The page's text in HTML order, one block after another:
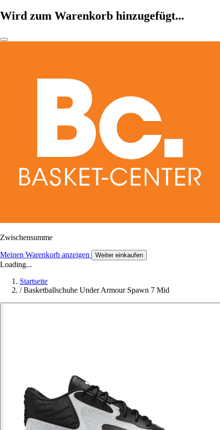
Wird zum Warenkorb hinzugefügt...
Zwischensumme
Meinen Warenkorb anzeigen Weiter einkaufen
Loading...
Startseite
/ Basketballschuhe Under Armour Spawn 7 Mid